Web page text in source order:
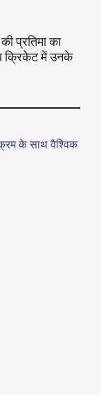
प्रतिमा का
क्रिकेट में उनके
के साथ वैश्विक